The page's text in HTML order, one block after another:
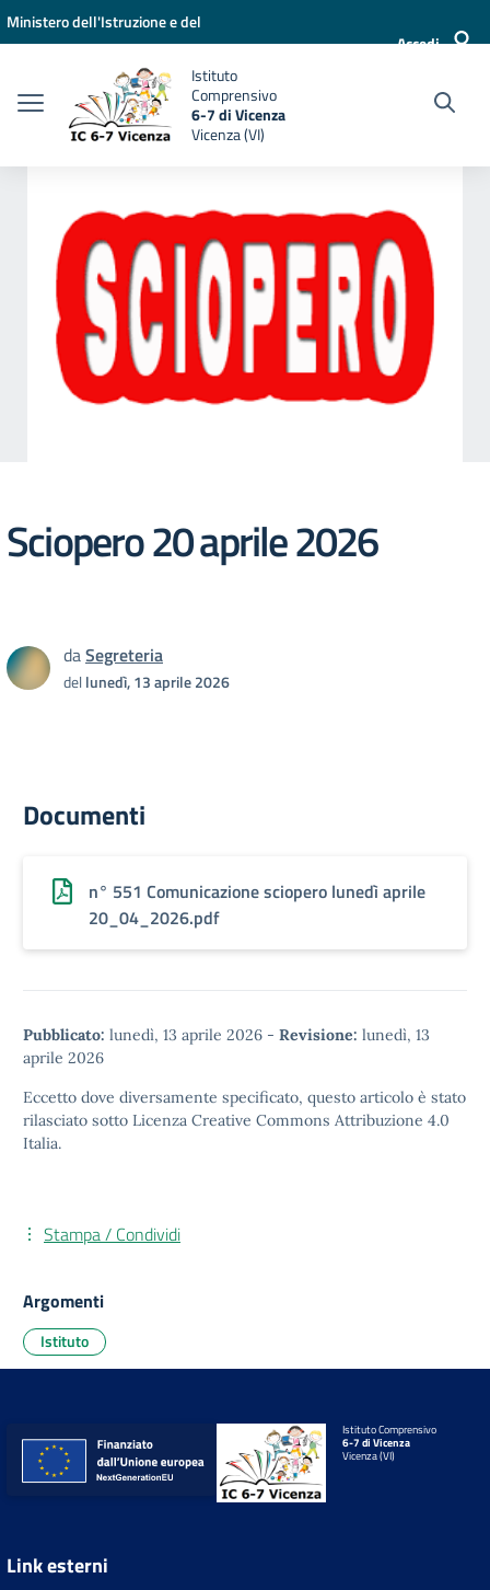
Vai ai contenuti
Vai al menu di navigazione
Vai al footer
Ministero dell'Istruzione e del
Accedi
Istituto
Comprensivo
6-7 di Vicenza
Vicenza (VI)
Sciopero 20 aprile 2026
daSegreteria
dellunedì, 13 aprile 2026
Documenti
n° 551 Comunicazione sciopero lunedì aprile
20_04_2026.pdf
Pubblicato: lunedì, 13 aprile 2026 - Revisione: lunedì, 13
aprile 2026
Eccetto dove diversamente specificato, questo articolo è stato
rilasciato sotto Licenza Creative Commons Attribuzione 4.0
Italia.
Stampa / Condividi
Argomenti
Istituto
Istituto Comprensivo
6-7 di Vicenza
Vicenza (VI)
Link esterni